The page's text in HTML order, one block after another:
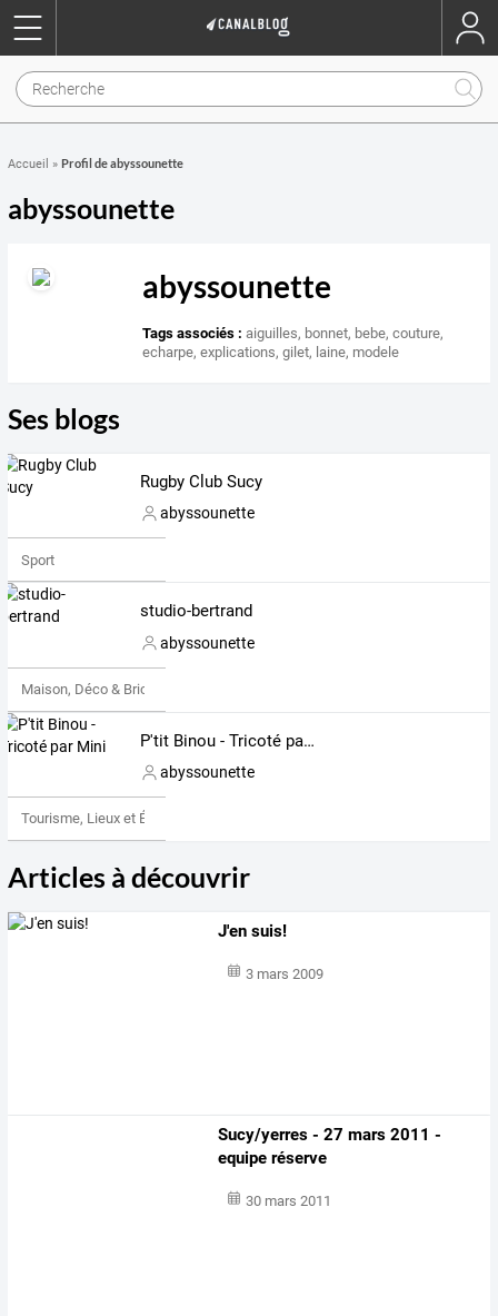
Accueil » Profil de abyssounette
abyssounette
abyssounette
Tags associés : aiguilles, bonnet, bebe,couture,
echarpe,explications,gilet, laine, modele
Ses blogs
Rugby Club Sucy
abyssounette
Sport
studio-bertrand
abyssounette
Maison, Déco & Bricolage
P'tit Binou - Tricoté par Mini
abyssounette
Tourisme, Lieux et Événements
Articles à découvrir
J'en suis!
3 mars 2009
Sucy/yerres - 27 mars 2011 -
equipe réserve
30 mars 2011